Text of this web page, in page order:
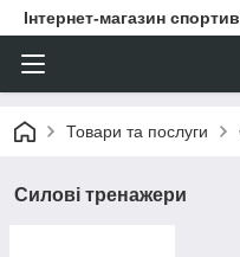
Інтернет-магазин
Товари та послуги
Силові тренажери